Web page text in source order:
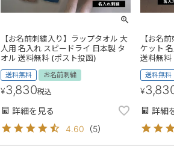
【お名前刺繍入り】ラップタオル 大
人用 名入れ スピードライ 日本製 タ
オル 送料無料 (ポスト投函)
送料無料 お名前刺繍
¥3,830税込
詳細を見る
4.60 （5）
【お名
ケット
送料無料
送料無料
¥
詳細